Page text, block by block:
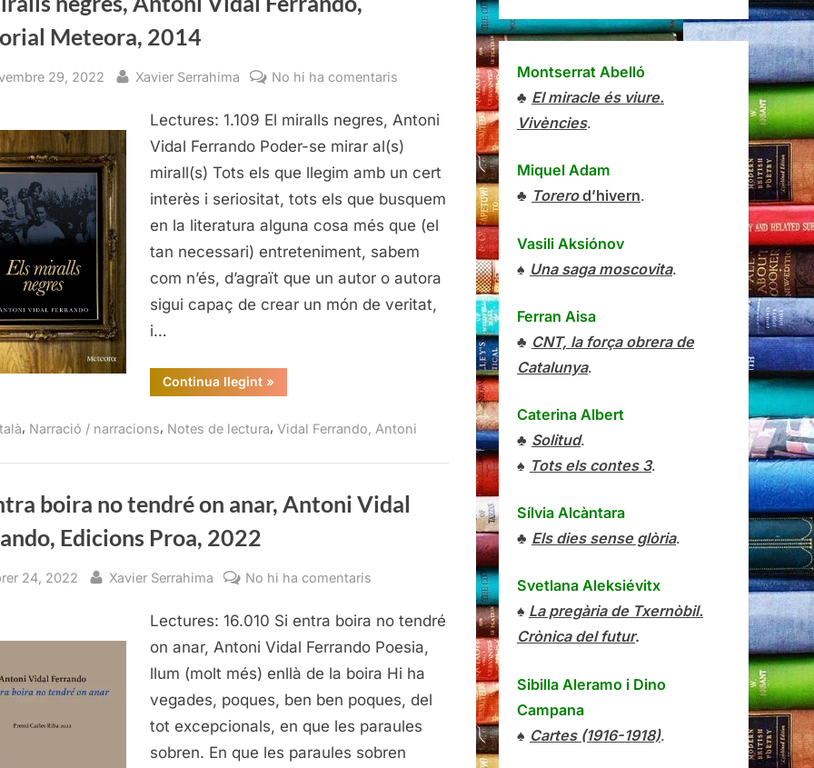
Meteora, 2014
29, 2022 By
Xavier Serrahima No hi ha comentaris
miralls
negres,
Antoni
Ferrando,
Editorial
Meteora,
2014
Lectures: 1.109 El miralls negres, Antoni
Vidal Ferrando Poder-se mirar al(s)
mirall(s) Tots els que llegim amb un cert
interès i seriositat, tots els que busquem
en la literatura alguna cosa més que (el
tan necessari) entreteniment, sabem
com n’és, d’agraït que un autor o autora
sigui capaç de crear un món de veritat,
i…
Continua llegint“El
miralls
Vidal
»
, Narració / narracions, Notes de lectura, Vidal Ferrando, Antoni
boira no tendré on anar, Antoni Vidal
Edicions Proa, 2022
24, 2022 By
Xavier Serrahima No hi ha comentaris
entra
boira
no
on
anar,
Antoni
Lectures: 16.010 Si entra boira no tendré
on anar, Antoni Vidal Ferrando Poesia,
llum (molt més) enllà de la boira Hi ha
vegades, poques, ben ben poques, del
tot excepcionals, en que les paraules
sobren. En que les paraules sobren
Montserrat Abelló
♣ El miracle és viure.
Vivències.
Miquel Adam
♣ Torerod’hivern.
Vasili Aksiónov
♠ Una saga moscovita.
Ferran Aisa
♣ CNT, la força obrera de
Catalunya.
Caterina Albert
♣ Solitud.
♠ Tots els contes 3.
Sílvia Alcàntara
♣ Els dies sense glòria.
Svetlana Aleksiévitx
♠ La pregària de Txernòbil.
Crònica del futur.
Sibilla Aleramo i Dino
Campana
♠ Cartes (1916-1918).